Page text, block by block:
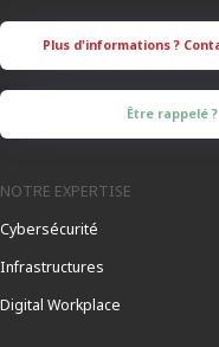
Être rappelé ?
NOTRE EXPERTISE
Cybersécurité
Infrastructures
Digital Workplace